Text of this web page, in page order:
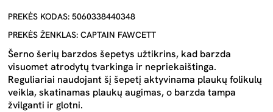
PREKĖS KODAS: 5060338440348
PREKĖS ŽENKLAS: CAPTAIN FAWCETT
Šerno šerių barzdos šepetys užtikrins, kad barzda
visuomet atrodytų tvarkinga ir nepriekaištinga.
Reguliariai naudojant šį šepetį aktyvinama plaukų folikulų
veikla, skatinamas plaukų augimas, o barzda tampa
žvilganti ir glotni.